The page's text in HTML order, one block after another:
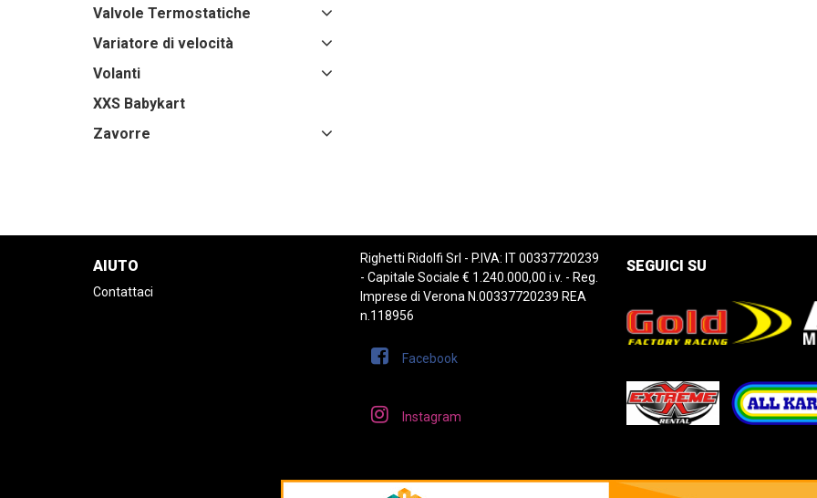
Valvole Termostatiche
Variatore di velocità
Volanti
XXS Babykart
Zavorre
AIUTO
Contattaci
Righetti Ridolfi Srl - P.IVA: IT 00337720239
- Capitale Sociale € 1.240.000,00 i.v. - Reg.
Imprese di Verona N.00337720239 REA
n.118956
Facebook
Instagram
SEGUICI SU